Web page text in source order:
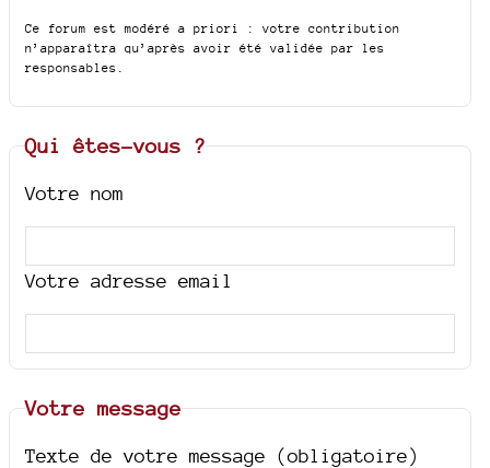
Ce forum est modéré a priori : votre contribution
n’apparaîtra qu’après avoir été validée par les
responsables.
Qui êtes-vous ?
Votre nom
Votre adresse email
Votre message
Texte de votre message (obligatoire)